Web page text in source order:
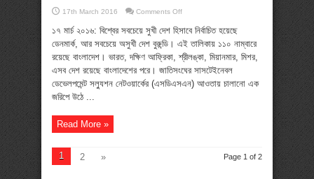
17th March 2016 Comments Offon
বিশ্বের
১১০তম
সুখী
দেশ
১৭ মার্চ ২০১৬: বিশ্বের সবচেয়ে সুখী দেশ হিসাবে নির্বাচিত হয়েছে
ডেনমার্ক, আর সবচেয়ে অসুখী দেশ বুরুন্ডি। এই তালিকায় ১১০ নাম্বারে
রয়েছে বাংলাদেশ। ভারত, দক্ষিণ আফ্রিকা, শ্রীলঙ্কা, মিয়ানমার, মিশর,
এসব দেশ রয়েছে বাংলাদেশের পরে। জাতিসংঘের সাসটেইনেবল
ডেভেলপমেন্ট সল্যুশন নেটওয়ার্কের (এসডিএসএন) আওতায় চালানো এক
জরিপে উঠে ...
Read More »
Page 1 of 2
1 2 »